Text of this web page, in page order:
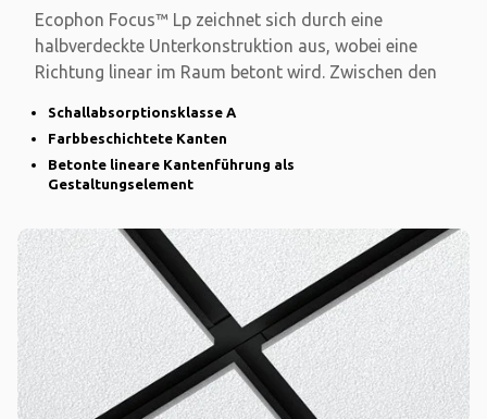
Ecophon Focus™ Lp zeichnet sich durch eine
halbverdeckte Unterkonstruktion aus, wobei eine
Richtung linear im Raum betont wird. Zwischen den
Schallabsorptionsklasse A
Farbbeschichtete Kanten
Betonte lineare Kantenführung als
Gestaltungselement